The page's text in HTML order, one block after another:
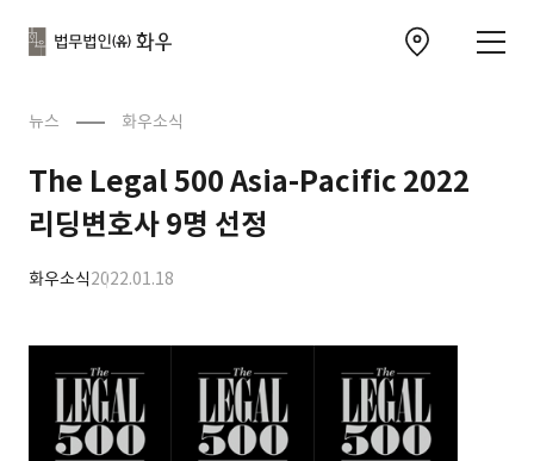
뉴스 화우소식
The Legal 500 Asia-Pacific 2022
리딩변호사 9명 선정
화우소식2022.01.18